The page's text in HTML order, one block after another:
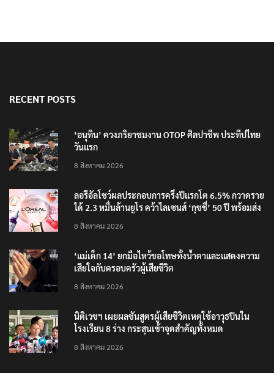
RECENT POSTS
‘อนุทิน’ ควงภริยาชมงาน OTOP ศิลปาชีพ ประทีปไทย
วันแรก
8 สิงหาคม 2026
ลอรีอัลโชว์ผลประกอบการครึ่งปีแรกโต 6.5% กวาดราย
ได้ 2.3 หมื่นล้านยูโร คว้าไลเซนส์ ‘กุชชี่’ 50 ปี พร้อมส่ง
8 สิงหาคม 2026
‘แม่เด็ก 14’ ยกมือไหว้ขอโทษทั้งน้ำตาและแสดงความ
เสียใจกับครอบครัวผู้เสียชีวิต
8 สิงหาคม 2026
นิติเวชฯ เผยผลชันสูตรผู้เสียชีวิตเหตุใช้อาวุธปืนใน
โรงเรียน 8 ร่าง กระสุนเข้าจุดสำคัญทั้งหมด
8 สิงหาคม 2026